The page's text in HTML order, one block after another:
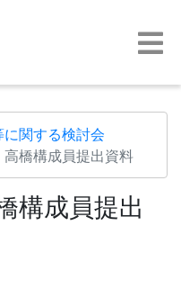
関する検討会
橋構成員提出資料
構成員提出